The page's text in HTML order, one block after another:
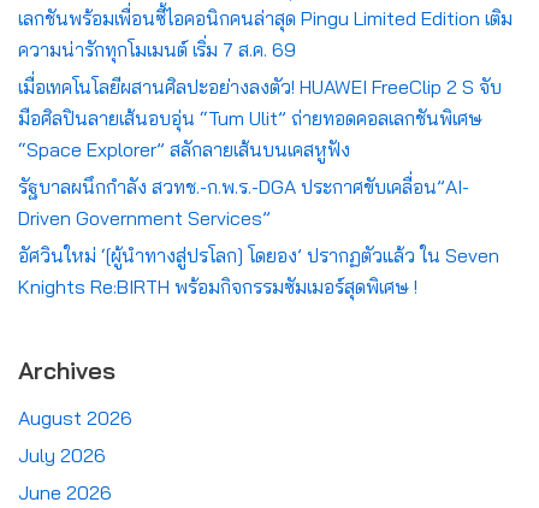
เลกชันพร้อมเพื่อนซี้ไอคอนิกคนล่าสุด Pingu Limited Edition เติม
ความน่ารักทุกโมเมนต์ เริ่ม 7 ส.ค. 69
เมื่อเทคโนโลยีผสานศิลปะอย่างลงตัว! HUAWEI FreeClip 2 S จับ
มือศิลปินลายเส้นอบอุ่น “Tum Ulit” ถ่ายทอดคอลเลกชันพิเศษ
“Space Explorer” สลักลายเส้นบนเคสหูฟัง
รัฐบาลผนึกกำลัง สวทช.-ก.พ.ร.-DGA ประกาศขับเคลื่อน”AI-
Driven Government Services”
อัศวินใหม่ ‘[ผู้นำทางสู่ปรโลก] โดยอง’ ปรากฏตัวแล้ว ใน Seven
Knights Re:BIRTH พร้อมกิจกรรมซัมเมอร์สุดพิเศษ !
Archives
August 2026
July 2026
June 2026